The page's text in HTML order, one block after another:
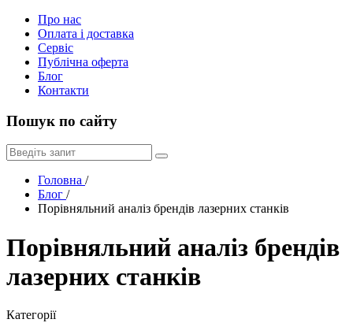
Про нас
Оплата і доставка
Сервіс
Публічна оферта
Блог
Контакти
Пошук по сайту
Головна /
Блог /
Порівняльний аналіз брендів лазерних станків
Порівняльний аналіз брендів
лазерних станків
Категорії